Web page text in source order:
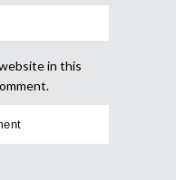
in this